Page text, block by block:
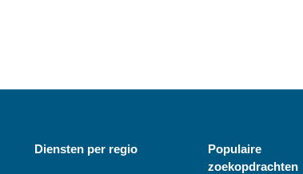
Diensten per regio
Populaire
zoekopdrachten